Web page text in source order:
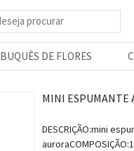
BUQUÊS DE FLORES
MINI ESPUMANTE
DESCRIÇÃO:mini